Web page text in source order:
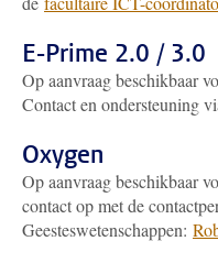
E-Prime 2.0 / 3.0
Op aanvraag beschikbaar
Contact en ondersteuning
Oxygen
Op aanvraag beschikbaar
contact op met de
Geesteswetenschappen: